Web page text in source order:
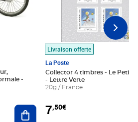
Ajouter au panier
Livraison offerte
La Poste
Collector 4 timbres - Le Petit
- Lettre Verte
20g / France
7,50€